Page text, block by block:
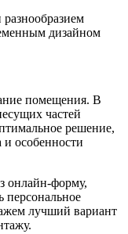
дизайном
помещения. В
частей
решение,
особенности
онлайн-форму,
персональное
лучший вариант